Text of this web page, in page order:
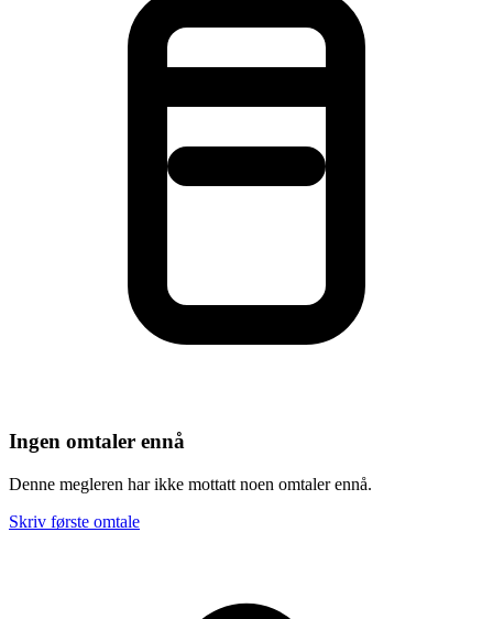
Ingen omtaler ennå
Denne megleren har ikke mottatt noen omtaler ennå.
Skriv første omtale